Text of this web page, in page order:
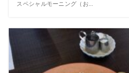
スペシャルモーニング（お...